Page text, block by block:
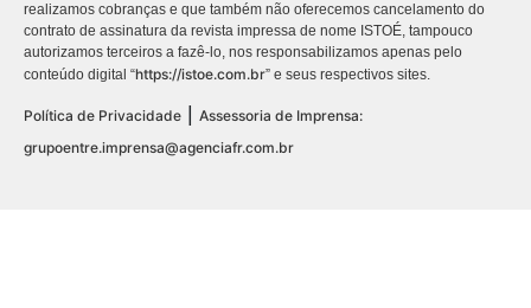
realizamos cobranças e que também não oferecemos cancelamento do
contrato de assinatura da revista impressa de nome ISTOÉ, tampouco
autorizamos terceiros a fazê-lo, nos responsabilizamos apenas pelo
conteúdo digital “https://istoe.com.br” e seus respectivos sites.
Política de Privacidade
Assessoria de Imprensa:
grupoentre.imprensa@agenciafr.com.br